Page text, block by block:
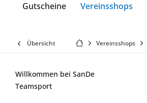
Gutscheine Vereinsshops
Übersicht Vereinsshops
Willkommen bei SanDe
Teamsport